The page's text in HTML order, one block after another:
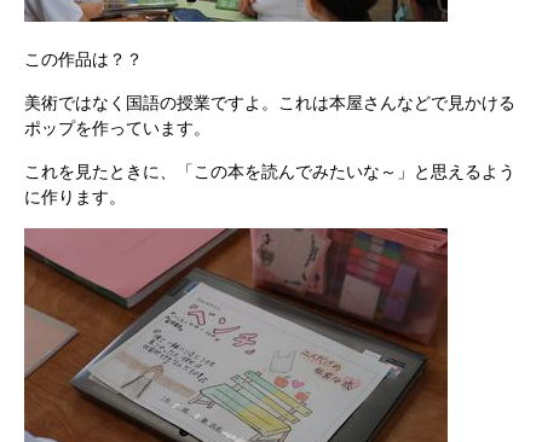
この作品は？？
美術ではなく国語の授業ですよ。これは本屋さんなどで見かける
ポップを作っています。
これを見たときに、「この本を読んでみたいな～」と思えるよう
に作ります。